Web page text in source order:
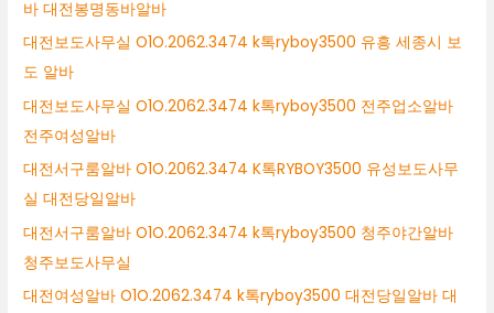
바 대전봉명동바알바
대전보도사무실 O1O.2062.3474 k톡ryboy3500 유흥 세종시 보
도 알바
대전보도사무실 O1O.2062.3474 k톡ryboy3500 전주업소알바
전주여성알바
대전서구룸알바 O1O.2062.3474 K톡RYBOY3500 유성보도사무
실 대전당일알바
대전서구룸알바 O1O.2062.3474 k톡ryboy3500 청주야간알바
청주보도사무실
대전여성알바 O1O.2062.3474 k톡ryboy3500 대전당일알바 대